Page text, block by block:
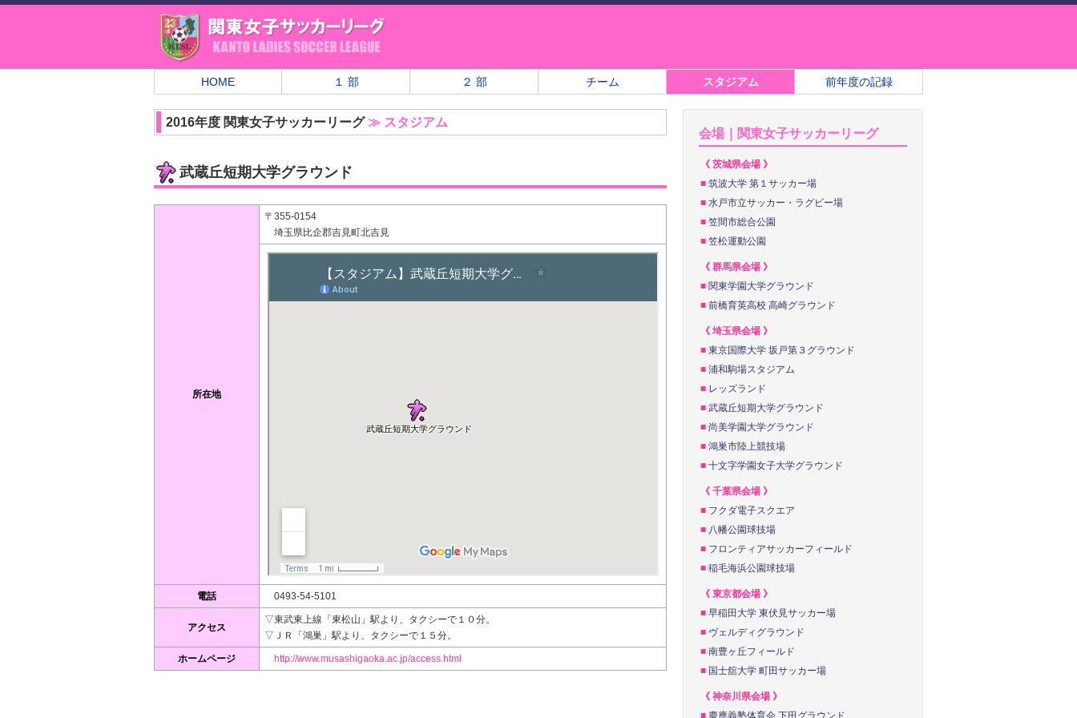
HOME １ 部 ２ 部 チーム スタジアム 前年度の記録
2016年度 関東女子サッカーリーグ≫ スタジアム
武蔵丘短期大学グラウンド
所在地
〒355-0154
埼玉県比企郡吉見町北吉見
電話 0493-54-5101
アクセス
▽東武東上線「東松山」駅より、タクシーで１０分。
▽ＪＲ「鴻巣」駅より、タクシーで１５分。
ホームページ http://www.musashigaoka.ac.jp/access.html
会場｜関東女子サッカーリーグ
《 茨城県会場 》
■ 筑波大学 第１サッカー場
■ 水戸市立サッカー・ラグビー場
■ 笠間市総合公園
■ 笠松運動公園
《 群馬県会場 》
■ 関東学園大学グラウンド
■ 前橋育英高校 高崎グラウンド
《 埼玉県会場 》
■ 東京国際大学 坂戸第３グラウンド
■ 浦和駒場スタジアム
■ レッズランド
■ 武蔵丘短期大学グラウンド
■ 尚美学園大学グラウンド
■ 鴻巣市陸上競技場
■ 十文字学園女子大学グラウンド
《 千葉県会場 》
■ フクダ電子スクエア
■ 八幡公園球技場
■ フロンティアサッカーフィールド
■ 稲毛海浜公園球技場
《 東京都会場 》
■ 早稲田大学 東伏見サッカー場
■ ヴェルディグラウンド
■ 南豊ヶ丘フィールド
■ 国士舘大学 町田サッカー場
《 神奈川県会場 》
■ 慶應義塾体育会 下田グラウンド